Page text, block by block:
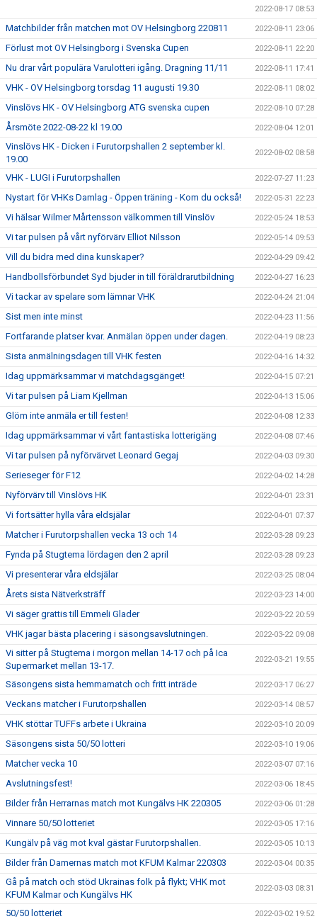
2022-08-17 08:53
Matchbilder från matchen mot OV Helsingborg 220811 2022-08-11 23:06
Förlust mot OV Helsingborg i Svenska Cupen 2022-08-11 22:20
Nu drar vårt populära Varulotteri igång. Dragning 11/11 2022-08-11 17:41
VHK - OV Helsingborg torsdag 11 augusti 19.30 2022-08-11 08:02
Vinslövs HK - OV Helsingborg ATG svenska cupen 2022-08-10 07:28
Årsmöte 2022-08-22 kl 19.00 2022-08-04 12:01
Vinslövs HK - Dicken i Furutorpshallen 2 september kl.
19.00
2022-08-02 08:58
VHK - LUGI i Furutorpshallen 2022-07-27 11:23
Nystart för VHKs Damlag - Öppen träning - Kom du också! 2022-05-31 22:23
Vi hälsar Wilmer Mårtensson välkommen till Vinslöv 2022-05-24 18:53
Vi tar pulsen på vårt nyförvärv Elliot Nilsson 2022-05-14 09:53
Vill du bidra med dina kunskaper? 2022-04-29 09:42
Handbollsförbundet Syd bjuder in till föräldrarutbildning 2022-04-27 16:23
Vi tackar av spelare som lämnar VHK 2022-04-24 21:04
Sist men inte minst 2022-04-23 11:56
Fortfarande platser kvar. Anmälan öppen under dagen. 2022-04-19 08:23
Sista anmälningsdagen till VHK festen 2022-04-16 14:32
Idag uppmärksammar vi matchdagsgänget! 2022-04-15 07:21
Vi tar pulsen på Liam Kjellman 2022-04-13 15:06
Glöm inte anmäla er till festen! 2022-04-08 12:33
Idag uppmärksammar vi vårt fantastiska lotterigäng 2022-04-08 07:46
Vi tar pulsen på nyförvärvet Leonard Gegaj 2022-04-03 09:30
Serieseger för F12 2022-04-02 14:28
Nyförvärv till Vinslövs HK 2022-04-01 23:31
Vi fortsätter hylla våra eldsjälar 2022-04-01 07:37
Matcher i Furutorpshallen vecka 13 och 14 2022-03-28 09:23
Fynda på Stugtema lördagen den 2 april 2022-03-28 09:23
Vi presenterar våra eldsjälar 2022-03-25 08:04
Årets sista Nätverksträff 2022-03-23 14:00
Vi säger grattis till Emmeli Glader 2022-03-22 20:59
VHK jagar bästa placering i säsongsavslutningen. 2022-03-22 09:08
Vi sitter på Stugtema i morgon mellan 14-17 och på Ica
Supermarket mellan 13-17.
2022-03-21 19:55
Säsongens sista hemmamatch och fritt inträde 2022-03-17 06:27
Veckans matcher i Furutorpshallen 2022-03-14 08:57
VHK stöttar TUFFs arbete i Ukraina 2022-03-10 20:09
Säsongens sista 50/50 lotteri 2022-03-10 19:06
Matcher vecka 10 2022-03-07 07:16
Avslutningsfest! 2022-03-06 18:45
Bilder från Herrarnas match mot Kungälvs HK 220305 2022-03-06 01:28
Vinnare 50/50 lotteriet 2022-03-05 17:16
Kungälv på väg mot kval gästar Furutorpshallen. 2022-03-05 10:13
Bilder från Damernas match mot KFUM Kalmar 220303 2022-03-04 00:35
Gå på match och stöd Ukrainas folk på flykt; VHK mot
KFUM Kalmar och Kungälvs HK
2022-03-03 08:31
50/50 lotteriet 2022-03-02 19:52